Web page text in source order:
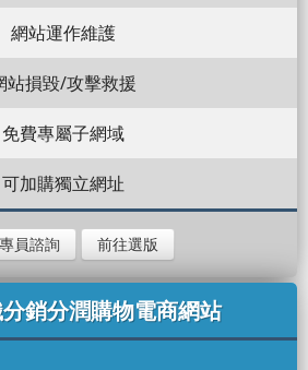
網站運作維護
站損毀/攻擊救援
免費專屬子網域
可加購獨立網址
員諮詢 前往選版
銷分潤購物電商網站